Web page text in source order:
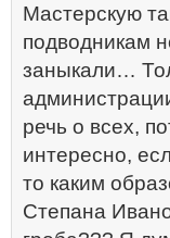
Мастерскую
подводникам
заныкали…
речь о всех,
интересно,
то каким
Степана